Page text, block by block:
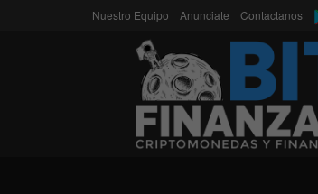
Nuestro Equipo Anunciate Contactanos